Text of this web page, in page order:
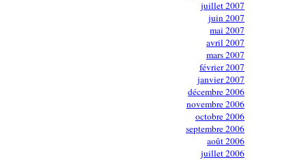
juillet 2007
juin 2007
mai 2007
avril 2007
mars 2007
février 2007
janvier 2007
décembre 2006
novembre 2006
octobre 2006
septembre 2006
août 2006
juillet 2006